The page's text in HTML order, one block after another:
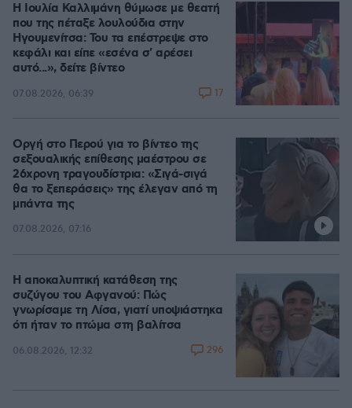
Η Ιουλία Καλλιμάνη θύμωσε με θεατή
που της πέταξε λουλούδια στην
Ηγουμενίτσα: Του τα επέστρεψε στο
κεφάλι και είπε «εσένα σ' αρέσει
αυτό...», δείτε βίντεο
07.08.2026, 06:39 17
Οργή στο Περού για το βίντεο της
σεξουαλικής επίθεσης μαέστρου σε
26χρονη τραγουδίστρια: «Σιγά-σιγά
θα το ξεπεράσεις» της έλεγαν από τη
μπάντα της
07.08.2026, 07:16
Η αποκαλυπτική κατάθεση της
συζύγου του Αφγανού: Πώς
γνωρίσαμε τη Λίσα, γιατί υποψιάστηκα
ότι ήταν το πτώμα στη βαλίτσα
06.08.2026, 12:32 296